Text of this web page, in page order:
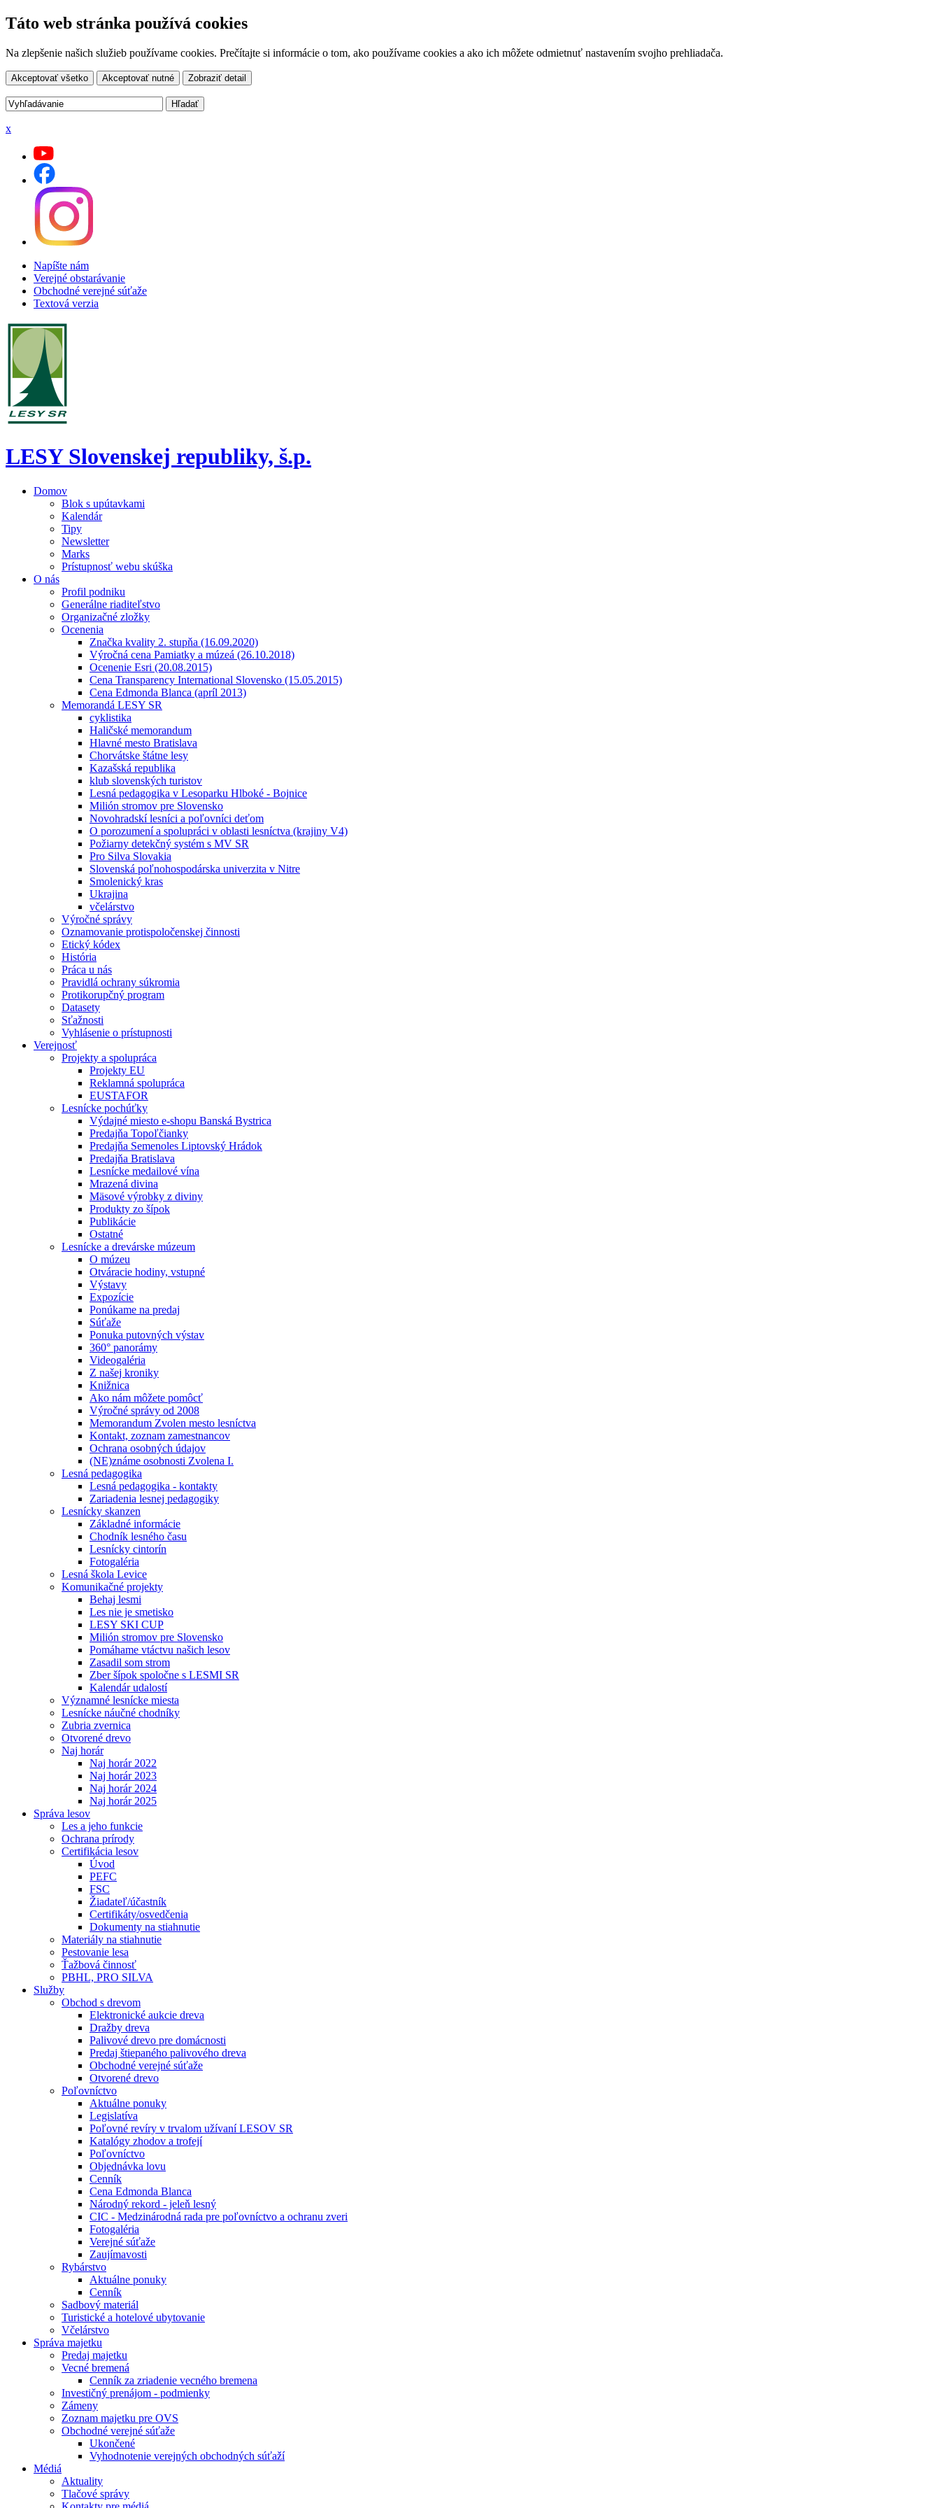
Táto web stránka používá cookies
Na zlepšenie našich služieb používame cookies. Prečítajte si informácie o tom, ako používame cookies a ako ich môžete odmietnuť nastavením svojho prehliadača.
Akceptovať všetko Akceptovať nutné Zobraziť detail
x
Napíšte nám
Verejné obstarávanie
Obchodné verejné súťaže
Textová verzia
LESY Slovenskej republiky, š.p.
Domov
Blok s upútavkami
Kalendár
Tipy
Newsletter
Marks
Prístupnosť webu skúška
O nás
Profil podniku
Generálne riaditeľstvo
Organizačné zložky
Ocenenia
Značka kvality 2. stupňa (16.09.2020)
Výročná cena Pamiatky a múzeá (26.10.2018)
Ocenenie Esri (20.08.2015)
Cena Transparency International Slovensko (15.05.2015)
Cena Edmonda Blanca (apríl 2013)
Memorandá LESY SR
cyklistika
Haličské memorandum
Hlavné mesto Bratislava
Chorvátske štátne lesy
Kazašská republika
klub slovenských turistov
Lesná pedagogika v Lesoparku Hlboké - Bojnice
Milión stromov pre Slovensko
Novohradskí lesníci a poľovníci deťom
O porozumení a spolupráci v oblasti lesníctva (krajiny V4)
Požiarny detekčný systém s MV SR
Pro Silva Slovakia
Slovenská poľnohospodárska univerzita v Nitre
Smolenický kras
Ukrajina
včelárstvo
Výročné správy
Oznamovanie protispoločenskej činnosti
Etický kódex
História
Práca u nás
Pravidlá ochrany súkromia
Protikorupčný program
Datasety
Sťažnosti
Vyhlásenie o prístupnosti
Verejnosť
Projekty a spolupráca
Projekty EU
Reklamná spolupráca
EUSTAFOR
Lesnícke pochúťky
Výdajné miesto e-shopu Banská Bystrica
Predajňa Topoľčianky
Predajňa Semenoles Liptovský Hrádok
Predajňa Bratislava
Lesnícke medailové vína
Mrazená divina
Mäsové výrobky z diviny
Produkty zo šípok
Publikácie
Ostatné
Lesnícke a drevárske múzeum
O múzeu
Otváracie hodiny, vstupné
Výstavy
Expozície
Ponúkame na predaj
Súťaže
Ponuka putovných výstav
360° panorámy
Videogaléria
Z našej kroniky
Knižnica
Ako nám môžete pomôcť
Výročné správy od 2008
Memorandum Zvolen mesto lesníctva
Kontakt, zoznam zamestnancov
Ochrana osobných údajov
(NE)známe osobnosti Zvolena I.
Lesná pedagogika
Lesná pedagogika - kontakty
Zariadenia lesnej pedagogiky
Lesnícky skanzen
Základné informácie
Chodník lesného času
Lesnícky cintorín
Fotogaléria
Lesná škola Levice
Komunikačné projekty
Behaj lesmi
Les nie je smetisko
LESY SKI CUP
Milión stromov pre Slovensko
Pomáhame vtáctvu našich lesov
Zasadil som strom
Zber šípok spoločne s LESMI SR
Kalendár udalostí
Významné lesnícke miesta
Lesnícke náučné chodníky
Zubria zvernica
Otvorené drevo
Naj horár
Naj horár 2022
Naj horár 2023
Naj horár 2024
Naj horár 2025
Správa lesov
Les a jeho funkcie
Ochrana prírody
Certifikácia lesov
Úvod
PEFC
FSC
Žiadateľ/účastník
Certifikáty/osvedčenia
Dokumenty na stiahnutie
Materiály na stiahnutie
Pestovanie lesa
Ťažbová činnosť
PBHL, PRO SILVA
Služby
Obchod s drevom
Elektronické aukcie dreva
Dražby dreva
Palivové drevo pre domácnosti
Predaj štiepaného palivového dreva
Obchodné verejné súťaže
Otvorené drevo
Poľovníctvo
Aktuálne ponuky
Legislatíva
Poľovné revíry v trvalom užívaní LESOV SR
Katalógy zhodov a trofejí
Poľovníctvo
Objednávka lovu
Cenník
Cena Edmonda Blanca
Národný rekord - jeleň lesný
CIC - Medzinárodná rada pre poľovníctvo a ochranu zveri
Fotogaléria
Verejné súťaže
Zaujímavosti
Rybárstvo
Aktuálne ponuky
Cenník
Sadbový materiál
Turistické a hotelové ubytovanie
Včelárstvo
Správa majetku
Predaj majetku
Vecné bremená
Cenník za zriadenie vecného bremena
Investičný prenájom - podmienky
Zámeny
Zoznam majetku pre OVS
Obchodné verejné súťaže
Ukončené
Vyhodnotenie verejných obchodných súťaží
Médiá
Aktuality
Tlačové správy